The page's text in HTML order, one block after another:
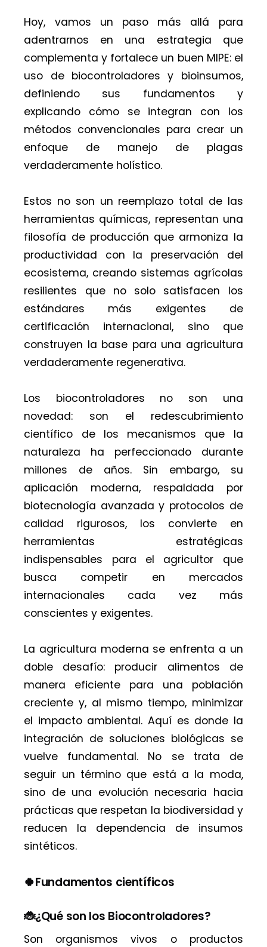
Hoy, vamos un paso más allá para
adentrarnos en una estrategia que
complementa y fortalece un buen MIPE: el
uso de biocontroladores y bioinsumos,
definiendo sus fundamentos y
explicando cómo se integran con los
métodos convencionales para crear un
enfoque de manejo de plagas
verdaderamente holístico.
Estos no son un reemplazo total de las
herramientas químicas, representan una
filosofía de producción que armoniza la
productividad con la preservación del
ecosistema, creando sistemas agrícolas
resilientes que no solo satisfacen los
estándares más exigentes de
certificación internacional, sino que
construyen la base para una agricultura
verdaderamente regenerativa.
Los biocontroladores no son una
novedad: son el redescubrimiento
científico de los mecanismos que la
naturaleza ha perfeccionado durante
millones de años. Sin embargo, su
aplicación moderna, respaldada por
biotecnología avanzada y protocolos de
calidad rigurosos, los convierte en
herramientas estratégicas
indispensables para el agricultor que
busca competir en mercados
internacionales cada vez más
conscientes y exigentes.
La agricultura moderna se enfrenta a un
doble desafío: producir alimentos de
manera eficiente para una población
creciente y, al mismo tiempo, minimizar
el impacto ambiental. Aquí es donde la
integración de soluciones biológicas se
vuelve fundamental. No se trata de
seguir un término que está a la moda,
sino de una evolución necesaria hacia
prácticas que respetan la biodiversidad y
reducen la dependencia de insumos
sintéticos.
🍀Fundamentos científicos
🐞¿Qué son los Biocontroladores?
Son organismos vivos o productos